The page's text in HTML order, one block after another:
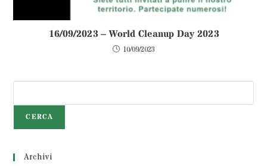
16/09/2023 – World Cleanup Day 2023
10/09/2023
CERCA
Archivi